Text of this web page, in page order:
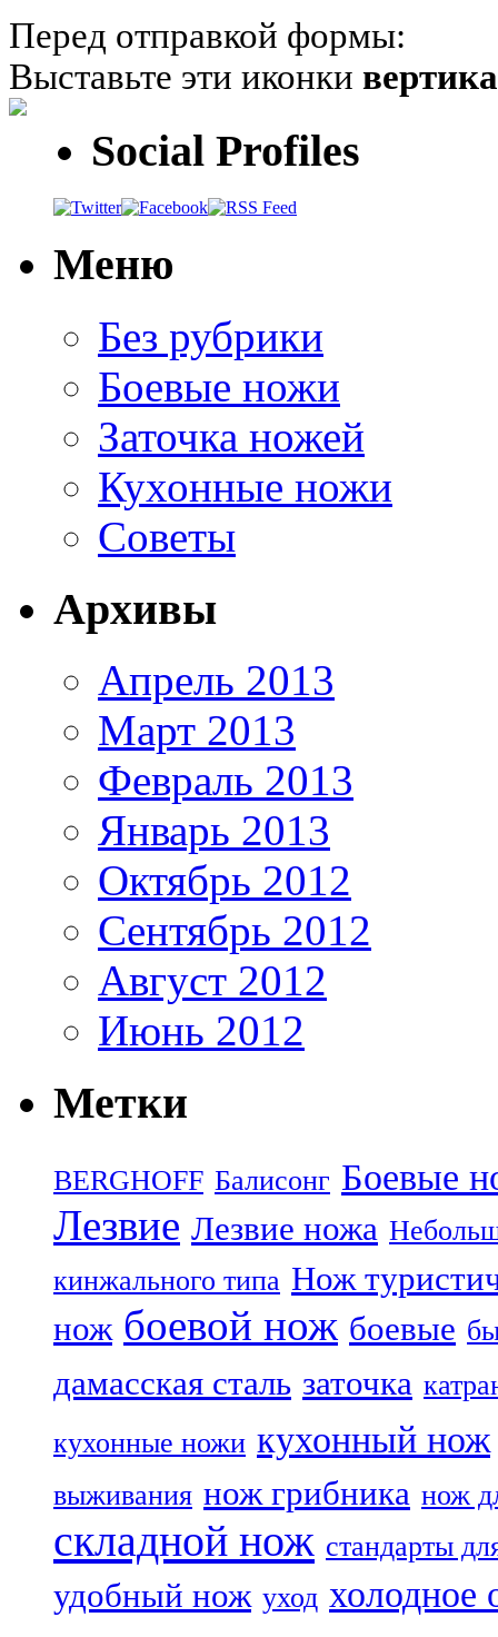
Перед отправкой формы:
Выставьте эти иконки
Social Profiles
Меню
Без рубрики
Боевые ножи
Заточка ножей
Кухонные ножи
Советы
Архивы
Апрель 2013
Март 2013
Февраль 2013
Январь 2013
Октябрь 2012
Сентябрь 2012
Август 2012
Июнь 2012
Метки
BERGHOFF Балисонг Боевые
Лезвие Лезвие ножа
кинжального типа Нож
нож боевой нож боевые
дамасская сталь заточка
кухонные ножи кухонный нож
выживания нож грибника нож
складной нож стандарты
удобный нож уход холодное